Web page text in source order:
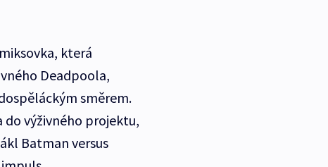
která
Deadpoola,
směrem.
výživného projektu,
Batman versus